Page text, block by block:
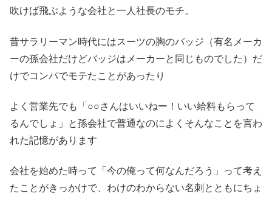
吹けば飛ぶような会社と一人社長のモチ。
昔サラリーマン時代にはスーツの胸のバッジ（有名メーカ
ーの孫会社だけどバッジはメーカーと同じものでした）だ
けでコンパでモテたことがあったり
よく営業先でも「○○さんはいいねー！いい給料もらって
るんでしょ」と孫会社で普通なのによくそんなことを言わ
れた記憶があります
会社を始めた時って「今の俺って何なんだろう」って考え
たことがきっかけで、わけのわからない名刺とともにちょ